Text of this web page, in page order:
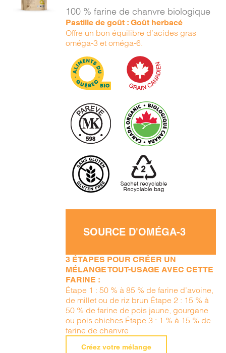
/
100 % farine de chanvre biologique
Pastille de goût : Goût herbacé
Offre un bon équilibre d’acides gras
oméga-3 et oméga-6.
SOURCE D'OMÉGA-3
3 ÉTAPES POUR CRÉER UN
MÉLANGE TOUT-USAGE AVEC CETTE
FARINE :
Étape 1 : 50 % à 85 % de farine d’avoine,
de millet ou de riz brun Étape 2 : 15 % à
50 % de farine de pois jaune, gourgane
ou pois chiches Étape 3 : 1 % à 15 % de
farine de chanvre
Créez votre mélange